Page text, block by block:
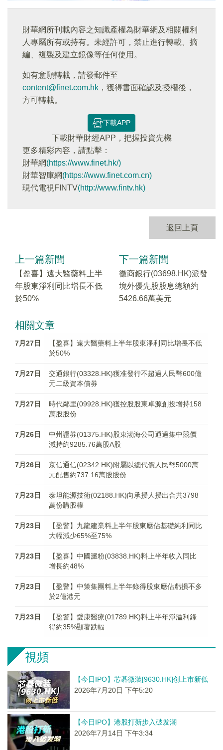
財華網所刊載內容之知識產權為財華網及相關權利
人專屬所有或持有。未經許可，禁止進行轉載、摘
編、複製及建立鏡像等任何使用。
如有意願轉載，請發郵件至
content@finet.com.hk ，獲得書面確認及授權後，
方可轉載。
下載APP
下載財華財經APP，把握投資先機
更多精彩内容，請點擊：
財華網(https://www.finet.hk/)
財華智庫網(https://www.finet.com.cn)
現代電視FINTV(http://www.fintv.hk)
返回上頁
上一篇新聞
【盈喜】遠大醫藥料上半
年股東淨利同比增長不低
於50%
下一篇新聞
徽商銀行(03698.HK)派發
境外優先股股息總額約
5426.66萬美元
相關文章
7月27日
【盈喜】遠大醫藥料上半年股東淨利同比增長不低
於50%
7月27日
交通銀行(03328.HK)獲准發行不超過人民幣600億
元二級資本債券
7月27日
時代鄰里(09928.HK)獲控股股東卓源創投增持158
萬股股份
7月26日
中州證券(01375.HK)股東渤海公司通過集中競價
減持約9285.76萬股A股
7月26日
京信通信(02342.HK)附屬以總代價人民幣5000萬
元配售約737.16萬股股份
7月23日
泰坦能源技術(02188.HK)向承授人授出合共3798
萬份購股權
7月23日
【盈警】九龍建業料上半年股東應佔基礎純利同比
大幅減少65%至75%
7月23日
【盈喜】中國澱粉(03838.HK)料上半年收入同比
增長約48%
7月23日
【盈警】中策集團料上半年錄得股東應佔虧損不多
於2億港元
7月23日
【盈警】愛康醫療(01789.HK)料上半年淨溢利錄
得約35%顯著跌幅
視頻
【今日IPO】芯碁微装[9630.HK]创上市新低
2026年7月20日 下午5:20
【今日IPO】港股打新步入破发潮
2026年7月14日 下午3:34